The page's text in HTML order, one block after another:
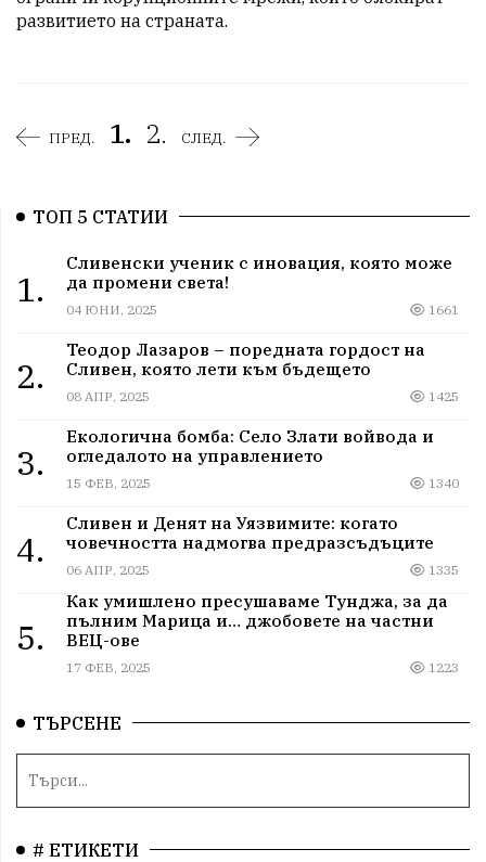
развитието на страната.
ПРЕД. 1. 2. СЛЕД.
ТОП 5 СТАТИИ
1.
Сливенски ученик с иновация, която може
да промени света!
04 ЮНИ, 2025 1661
2.
Теодор Лазаров – поредната гордост на
Сливен, която лети към бъдещето
08 АПР, 2025 1425
3.
Екологична бомба: Село Злати войвода и
огледалото на управлението
15 ФЕВ, 2025 1340
4.
Сливен и Денят на Уязвимите: когато
човечността надмогва предразсъдъците
06 АПР, 2025 1335
5.
Как умишлено пресушаваме Тунджа, за да
пълним Марица и… джобовете на частни
ВЕЦ-ове
17 ФЕВ, 2025 1223
ТЪРСЕНЕ
# ЕТИКЕТИ